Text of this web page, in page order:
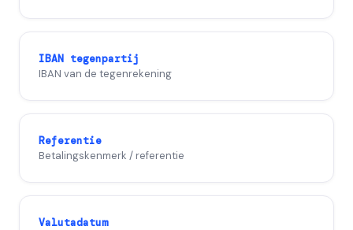
IBAN tegenpartij
IBAN van de tegenrekening
Referentie
Betalingskenmerk / referentie
Valutadatum